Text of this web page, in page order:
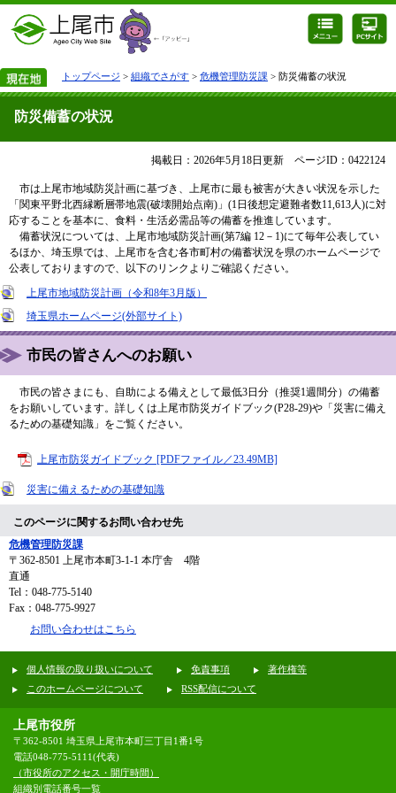
トップページ > 組織でさがす > 危機管理防災課 > 防災備蓄の状況
防災備蓄の状況
掲載日：2026年5月18日更新 ページID：0422124
市は上尾市地域防災計画に基づき、上尾市に最も被害が大きい状況を示した
「関東平野北西縁断層帯地震(破壊開始点南)」(1日後想定避難者数11,613人)に対
応することを基本に、食料・生活必需品等の備蓄を推進しています。
備蓄状況については、上尾市地域防災計画(第7編 12－1)にて毎年公表してい
るほか、埼玉県では、上尾市を含む各市町村の備蓄状況を県のホームページで
公表しておりますので、以下のリンクよりご確認ください。
上尾市地域防災計画（令和8年3月版）
埼玉県ホームページ(外部サイト)
市民の皆さんへのお願い
市民の皆さまにも、自助による備えとして最低3日分（推奨1週間分）の備蓄
をお願いしています。詳しくは上尾市防災ガイドブック(P28-29)や「災害に備え
るための基礎知識」をご覧ください。
上尾市防災ガイドブック [PDFファイル／23.49MB]
災害に備えるための基礎知識
このページに関するお問い合わせ先
危機管理防災課
〒362-8501
上尾市本町3-1-1 本庁舎 4階
直通
Tel：048-775-5140
Fax：048-775-9927
お問い合わせはこちら
個人情報の取り扱いについて 免責事項
著作権等
このホームページについて
RSS配信について
上尾市役所
〒362-8501 埼玉県上尾市本町三丁目1番1号
電話048-775-5111(代表)
（市役所のアクセス・開庁時間）
組織別電話番号一覧